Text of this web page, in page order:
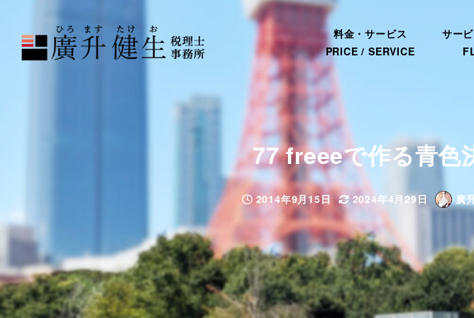
料金・サービス
PRICE / SERVICE
サー
77 freeeで作る青色
投稿日
2014年9月15日
更新日
2024年4月29日
著
廣